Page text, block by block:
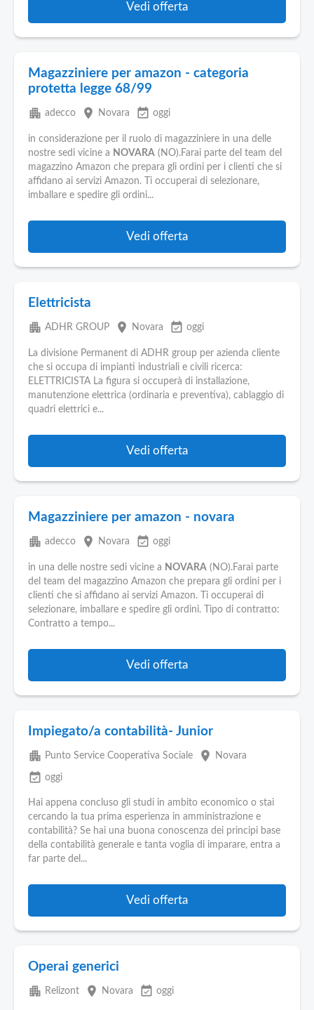
Vedi offerta
Magazziniere per amazon - categoria
protetta legge 68/99
apartment adecco place Novara event_available oggi
in considerazione per il ruolo di magazziniere in una delle
nostre sedi vicine a NOVARA (NO).Farai parte del team del
magazzino Amazon che prepara gli ordini per i clienti che si
affidano ai servizi Amazon. Ti occuperai di selezionare,
imballare e spedire gli ordini...
Vedi offerta
Elettricista
apartment ADHR GROUP place Novara event_available oggi
La divisione Permanent di ADHR group per azienda cliente
che si occupa di impianti industriali e civili ricerca:
ELETTRICISTA La figura si occuperà di installazione,
manutenzione elettrica (ordinaria e preventiva), cablaggio di
quadri elettrici e...
Vedi offerta
Magazziniere per amazon - novara
apartment adecco place Novara event_available oggi
in una delle nostre sedi vicine a NOVARA (NO).Farai parte
del team del magazzino Amazon che prepara gli ordini per i
clienti che si affidano ai servizi Amazon. Ti occuperai di
selezionare, imballare e spedire gli ordini. Tipo di contratto:
Contratto a tempo...
Vedi offerta
Impiegato/a contabilità- Junior
apartment Punto Service Cooperativa Sociale place Novara
event_available oggi
Hai appena concluso gli studi in ambito economico o stai
cercando la tua prima esperienza in amministrazione e
contabilità? Se hai una buona conoscenza dei principi base
della contabilità generale e tanta voglia di imparare, entra a
far parte del...
Vedi offerta
Operai generici
apartment Relizont place Novara event_available oggi